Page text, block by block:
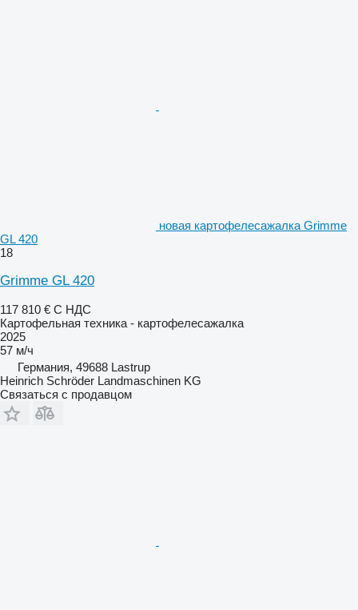
новая картофелесажалка Grimme
GL 420
18
Grimme GL 420
117 810 € С НДС
Картофельная техника - картофелесажалка
2025
57 м/ч
Германия, 49688 Lastrup
Heinrich Schröder Landmaschinen KG
Связаться с продавцом